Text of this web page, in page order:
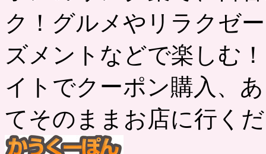
ク！グルメやリラクゼ
ズメントなどで楽しむ
イトでクーポン購入、
てそのままお店に行く